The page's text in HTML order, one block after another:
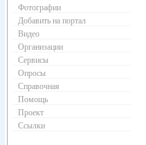
Фотографии
Добавить на портал
Видео
Организации
Сервисы
Опросы
Справочная
Помощь
Проект
Ссылки